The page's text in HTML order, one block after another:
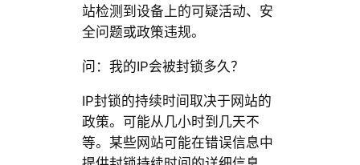
站检测到设备上的可疑活动、安
全问题或政策违规。
问：我的IP会被封锁多久？
IP封锁的持续时间取决于网站的
政策。可能从几小时到几天不
等。某些网站可能在错误信息中